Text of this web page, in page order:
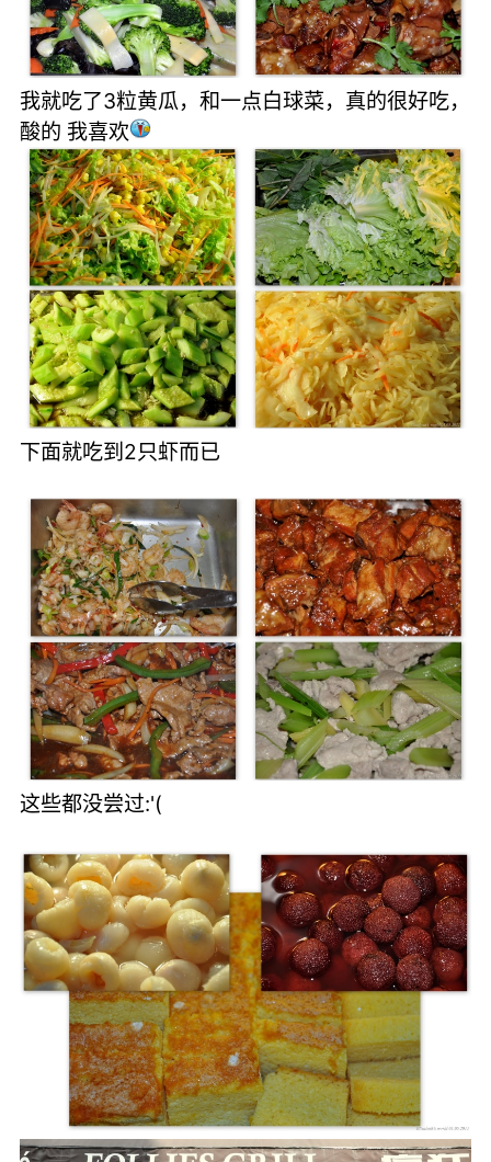
我就吃了3粒黄瓜，和一点白球菜，真的很好吃，
酸的 我喜欢
下面就吃到2只虾而已
这些都没尝过:'(